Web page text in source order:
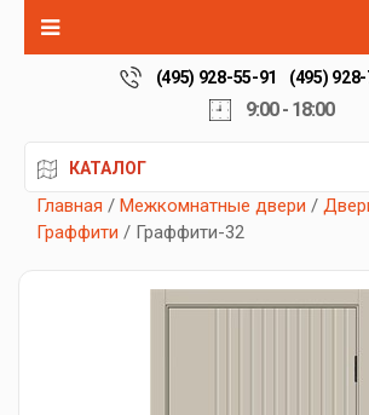
(495) 928-55-91 (495)
9:00 - 18:00
КАТАЛОГ
Главная / Межкомнатные двери /
Граффити / Граффити-32